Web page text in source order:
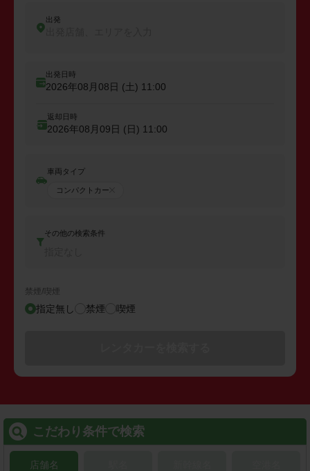
出発
出発日時
2026年08月08日 (土) 11:00
返却日時
2026年08月09日 (日) 11:00
車両タイプ
コンパクトカー
その他の検索条件
禁煙/喫煙
指定無し 禁煙 喫煙
こだわり条件で検索
店舗名